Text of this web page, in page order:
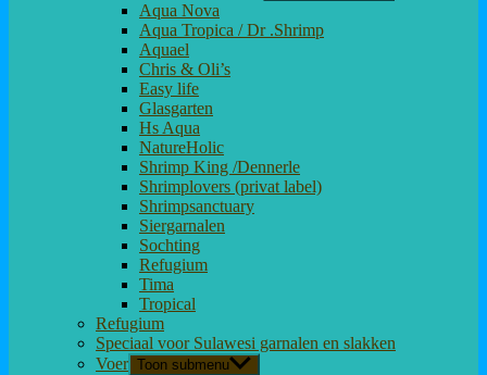
Aqua Nova
Aqua Tropica / Dr .Shrimp
Aquael
Chris & Oli’s
Easy life
Glasgarten
Hs Aqua
NatureHolic
Shrimp King /Dennerle
Shrimplovers (privat label)
Shrimpsanctuary
Siergarnalen
Sochting
Refugium
Tima
Tropical
Refugium
Speciaal voor Sulawesi garnalen en slakken
Voer Toon submenu